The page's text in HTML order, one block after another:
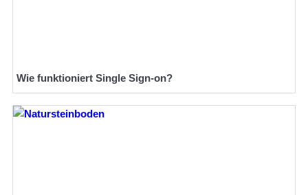
Wie funktioniert Single Sign-on?